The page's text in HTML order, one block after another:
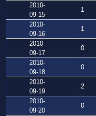
2010-
09-15
1
2010-
09-16
1
2010-
09-17
0
2010-
09-18
0
2010-
09-19
2
2010-
09-20
0